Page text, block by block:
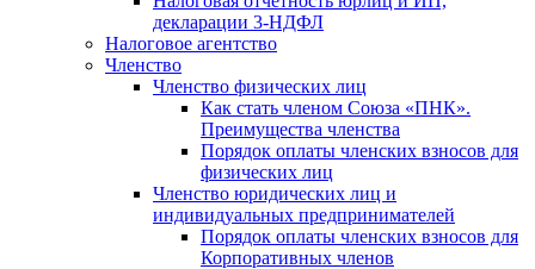
декларации 3-НДФЛ
Налоговое агентство
Членство
Членство физических лиц
Как стать членом Союза «ПНК».
Преимущества членства
Порядок оплаты членских взносов для
физических лиц
Членство юридических лиц и
индивидуальных предпринимателей
Порядок оплаты членских взносов для
Корпоративных членов